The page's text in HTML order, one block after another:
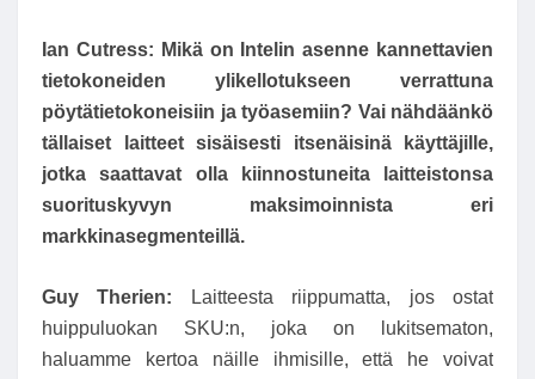
Ian Cutress: Mikä on Intelin asenne kannettavien
tietokoneiden ylikellotukseen verrattuna
pöytätietokoneisiin ja työasemiin? Vai nähdäänkö
tällaiset laitteet sisäisesti itsenäisinä käyttäjille,
jotka saattavat olla kiinnostuneita laitteistonsa
suorituskyvyn maksimoinnista eri
markkinasegmenteillä.
Guy Therien: Laitteesta riippumatta, jos ostat
huippuluokan SKU:n, joka on lukitsematon,
haluamme kertoa näille ihmisille, että he voivat